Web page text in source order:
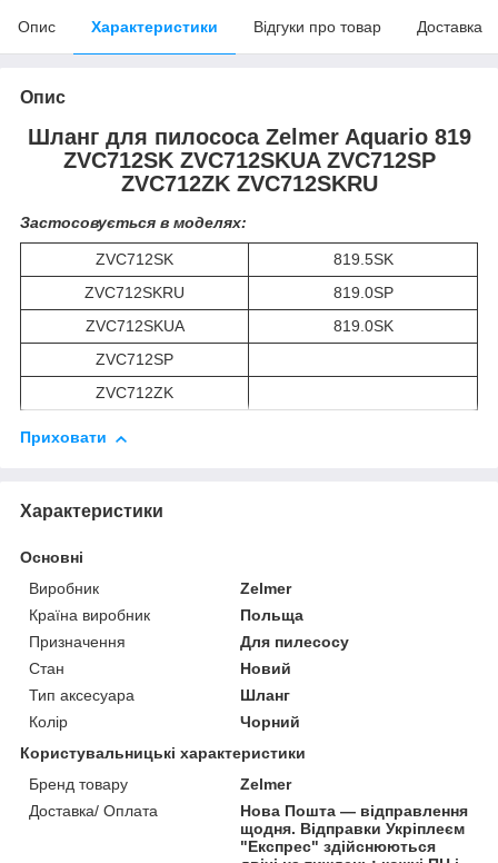
Опис Характеристики Відгуки про товар Доставка
Опис
Шланг для пилососа Zelmer Aquario 819
ZVC712SK ZVC712SKUA ZVC712SP
ZVC712ZK ZVC712SKRU
Застосовується в моделях:
ZVC712SK
819.5SK
ZVC712SKRU
819.0SP
ZVC712SKUA
819.0SK
ZVC712SP
ZVC712ZK
Приховати
Характеристики
Основні
Виробник
Zelmer
Країна виробник
Польща
Призначення
Для пилесосу
Стан
Новий
Тип аксесуара
Шланг
Колір
Чорний
Користувальницькі характеристики
Бренд товару
Zelmer
Доставка/ Оплата
Нова Пошта — відправлення
щодня. Відправки Укріплеєм
"Експрес" здійснюються